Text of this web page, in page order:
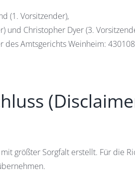
(1. Vorsitzender),
und Christopher Dyer (3.
des Amtsgerichts Weinheim: 430108
größter Sorgfalt erstellt. Für die